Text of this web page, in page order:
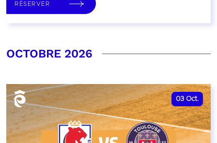
RÉSERVER
OCTOBRE 2026
03 Oct.